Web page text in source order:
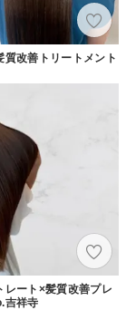
質改善トリートメント
レート×髪質改善プレ
吉祥寺